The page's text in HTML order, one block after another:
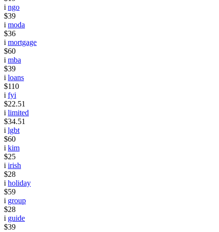
i ngo
$39
i moda
$36
i mortgage
$60
i mba
$39
i loans
$110
i fyi
$22.51
i limited
$34.51
i lgbt
$60
i kim
$25
i irish
$28
i holiday
$59
i group
$28
i guide
$39